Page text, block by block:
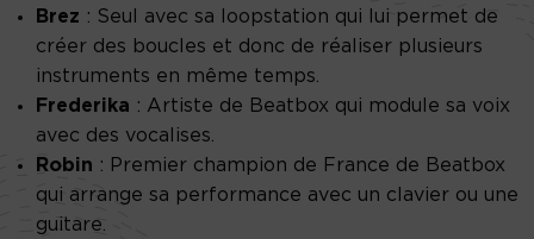
Brez : Seul avec sa loopstation qui lui permet de
créer des boucles et donc de réaliser plusieurs
instruments en même temps.
Frederika : Artiste de Beatbox qui module sa voix
avec des vocalises.
Robin : Premier champion de France de Beatbox
qui arrange sa performance avec un clavier ou une
guitare.